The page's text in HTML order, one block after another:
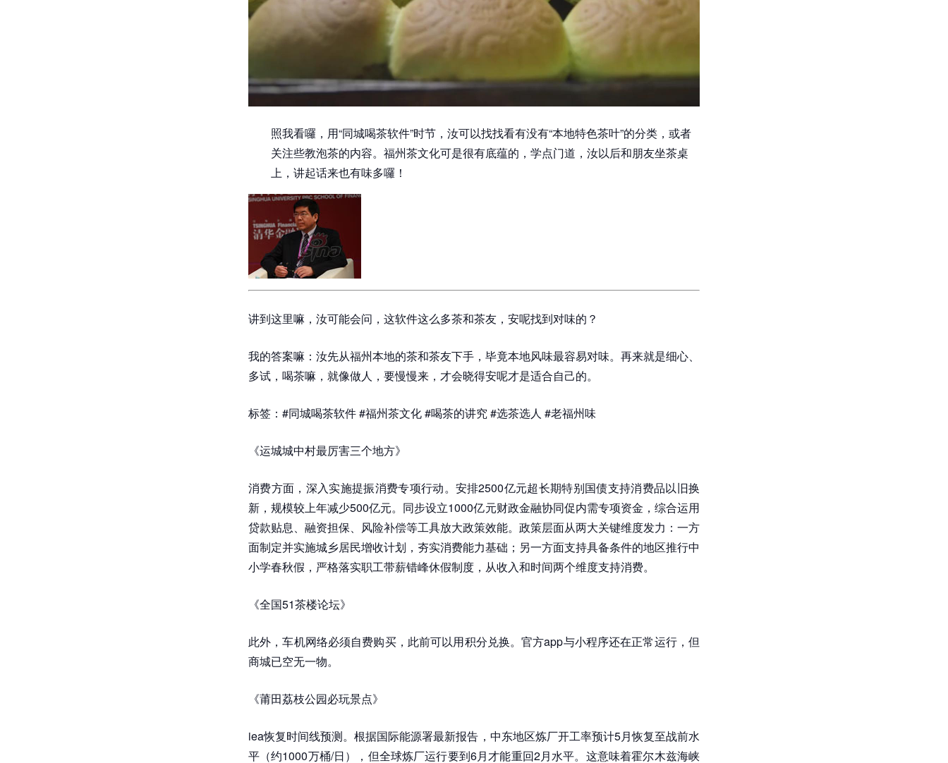
照我看囉，用“同城喝茶软件”时节，汝可以找找看有没有“本地特色茶叶”的分类，或者
关注些教泡茶的内容。福州茶文化可是很有底蕴的，学点门道，汝以后和朋友坐茶桌
上，讲起话来也有味多囉！
讲到这里嘛，汝可能会问，这软件这么多茶和茶友，安呢找到对味的？
我的答案嘛：汝先从福州本地的茶和茶友下手，毕竟本地风味最容易对味。再来就是细心、
多试，喝茶嘛，就像做人，要慢慢来，才会晓得安呢才是适合自己的。
标签：#同城喝茶软件 #福州茶文化 #喝茶的讲究 #选茶选人 #老福州味
《运城城中村最厉害三个地方》
消费方面，深入实施提振消费专项行动。安排2500亿元超长期特别国债支持消费品以旧换
新，规模较上年减少500亿元。同步设立1000亿元财政金融协同促内需专项资金，综合运用
贷款贴息、融资担保、风险补偿等工具放大政策效能。政策层面从两大关键维度发力：一方
面制定并实施城乡居民增收计划，夯实消费能力基础；另一方面支持具备条件的地区推行中
小学春秋假，严格落实职工带薪错峰休假制度，从收入和时间两个维度支持消费。
《全国51茶楼论坛》
此外，车机网络必须自费购买，此前可以用积分兑换。官方app与小程序还在正常运行，但
商城已空无一物。
《莆田荔枝公园必玩景点》
iea恢复时间线预测。根据国际能源署最新报告，中东地区炼厂开工率预计5月恢复至战前水
平（约1000万桶/日），但全球炼厂运行要到6月才能重回2月水平。这意味着霍尔木兹海峡